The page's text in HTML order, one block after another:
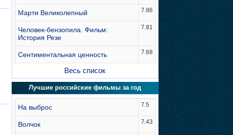
Марти Великолепный 7.86
Человек-бензопила. Фильм:
История Резе
7.81
Сентиментальная ценность 7.68
Весь список
Лучшие российские фильмы за год
На выброс 7.5
Волчок 7.43